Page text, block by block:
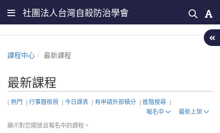
社團法人台灣自殺防治學會
課程中心 最新課程
最新課程
(熱門 | 行事曆檢視 | 今日課表 | 有申請外部積分 | 進階搜尋 )
報名中
最新上架
顯示對您開放且報名中的課程。